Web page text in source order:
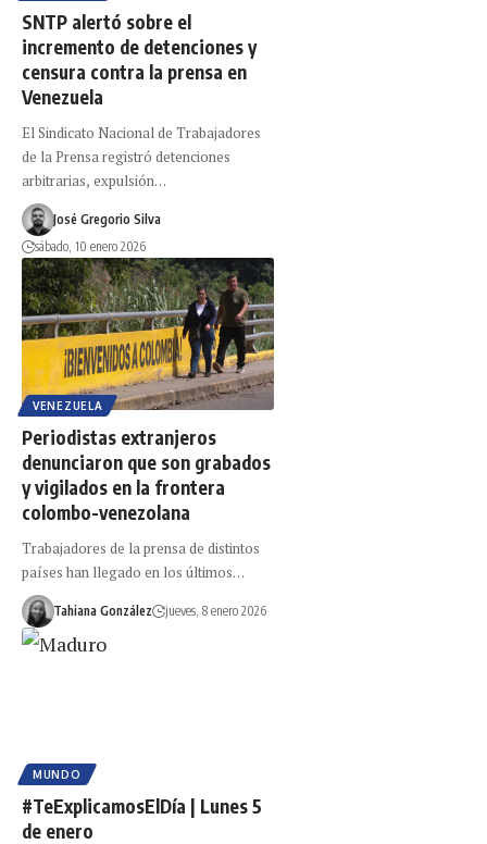
SNTP alertó sobre el
incremento de detenciones y
censura contra la prensa en
Venezuela
El Sindicato Nacional de Trabajadores
de la Prensa registró detenciones
arbitrarias, expulsión…
José Gregorio Silva
sábado, 10 enero 2026
VENEZUELA
Periodistas extranjeros
denunciaron que son grabados
y vigilados en la frontera
colombo-venezolana
Trabajadores de la prensa de distintos
países han llegado en los últimos…
Tahiana González jueves, 8 enero 2026
MUNDO
#TeExplicamosElDía | Lunes 5
de enero